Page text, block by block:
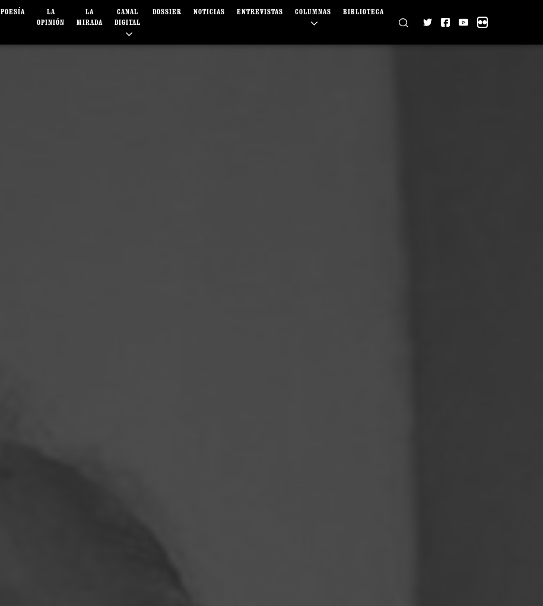
POESÍA
LA
OPINIÓN
LA
MIRADA
CANAL
DIGITAL
DOSSIER NOTICIAS ENTREVISTAS COLUMNAS BIBLIOTECA